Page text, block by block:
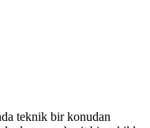
teknik bir konudan